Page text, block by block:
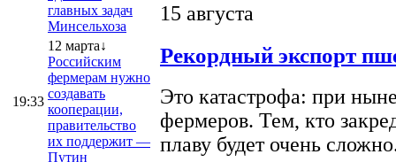
главных задач
Минсельхоза
19:33
12 марта↓
Российским
фермерам нужно
создавать
кооперации,
правительство
их поддержит —
Путин
15 августа
Рекордный экспорт
Это катастрофа: при
фермеров. Тем, кто
плаву будет очень